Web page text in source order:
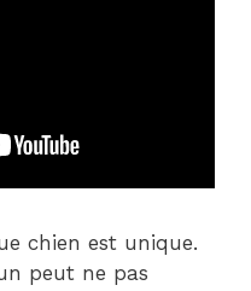
chien est unique.
peut ne pas